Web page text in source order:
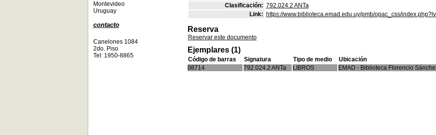
Clasificación: 792.024.2 ANTa
Link: https://www.biblioteca.emad.edu.uy/pmb/opac_css/
Reserva
Reservar este documento
Ejemplares (1)
Código de barras Signatura Tipo de medio Ubicación
08714
792.024.2 ANTa LIBROS EMAD - Biblioteca Florencio
Montevideo
Uruguay
contacto
Canelones 1084
2do. Piso
Tel: 1950-8865